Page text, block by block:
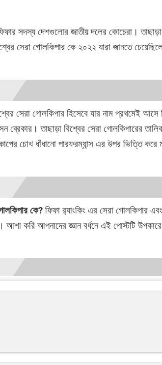
সদস্য দেশগুলোর জাতীয় দলের কোচেরা।
সেরা গোলকিপার কে ২০২২ যারা জানতে
সেরা গোলকিপার হিসেবে যার নাম প্রথমেই আসে
ব্রেকার। তাছাড়া বিশ্বের সেরা গোলকিপারের
চোখ ধাঁধানো পারফরম্যান্স এর উপর ভিত্তি করে
কে? ফিফা র‍্যাংকিং এর সেরা গোলকিপার
আশা করি আপনাদের জ্ঞান বর্ধনে এই পোস্টটি